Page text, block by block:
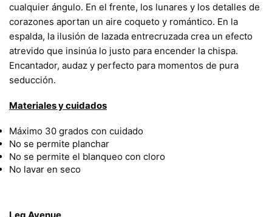
cualquier ángulo. En el frente, los lunares y los detalles de
corazones aportan un aire coqueto y romántico. En la
espalda, la ilusión de lazada entrecruzada crea un efecto
atrevido que insinúa lo justo para encender la chispa.
Encantador, audaz y perfecto para momentos de pura
seducción.
Materiales y cuidados
Máximo 30 grados con cuidado
No se permite planchar
No se permite el blanqueo con cloro
No lavar en seco
Leg Avenue